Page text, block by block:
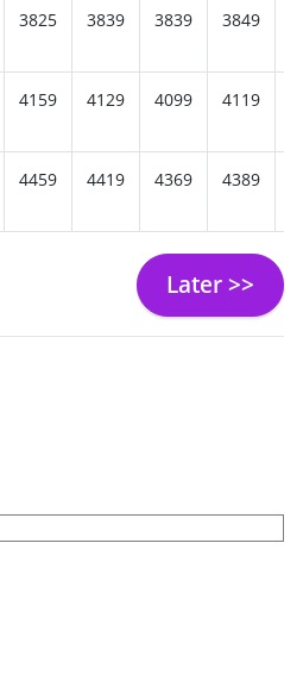
3825 3839 3839 3849
4159 4129 4099 4119
4459 4419 4369 4389
Later >>